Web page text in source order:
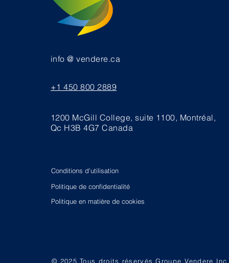
info @ vendere.ca
+1 450 800 2889
1200 McGill College, suite 1100, Montréal,
Qc H3B 4G7 Canada
Conditions d'utilisation
Politique de confidentialité
Politique en matière de cookies
© 2025 Tous droits réservés Groupe Vendere Inc.